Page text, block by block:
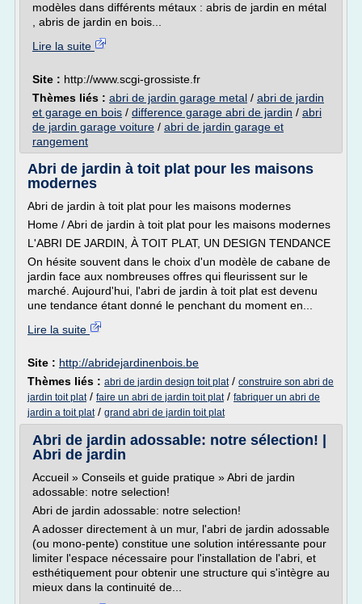
modèles dans différents métaux : abris de jardin en métal
, abris de jardin en bois...
Lire la suite
Site : http://www.scgi-grossiste.fr
Thèmes liés : abri de jardin garage metal / abri de jardin
et garage en bois / difference garage abri de jardin / abri
de jardin garage voiture / abri de jardin garage et
rangement
Abri de jardin à toit plat pour les maisons
modernes
Abri de jardin à toit plat pour les maisons modernes
Home / Abri de jardin à toit plat pour les maisons modernes
L'ABRI DE JARDIN, À TOIT PLAT, UN DESIGN TENDANCE
On hésite souvent dans le choix d'un modèle de cabane de
jardin face aux nombreuses offres qui fleurissent sur le
marché. Aujourd'hui, l'abri de jardin à toit plat est devenu
une tendance étant donné le penchant du moment en...
Lire la suite
Site : http://abridejardinenbois.be
Thèmes liés : abri de jardin design toit plat/ construire son abri de
jardin toit plat/ faire un abri de jardin toit plat/ fabriquer un abri de
jardin a toit plat/ grand abri de jardin toit plat
Abri de jardin adossable: notre sélection! |
Abri de jardin
Accueil » Conseils et guide pratique » Abri de jardin
adossable: notre selection!
Abri de jardin adossable: notre selection!
A adosser directement à un mur, l'abri de jardin adossable
(ou mono-pente) constitue une solution intéressante pour
limiter l'espace nécessaire pour l'installation de l'abri, et
esthétiquement pour obtenir une structure qui s'intègre au
mieux dans la continuité de...